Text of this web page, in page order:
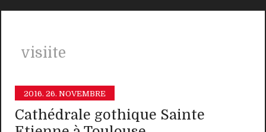
visiite
2016. 26. NOVEMBRE
Cathédrale gothique Sainte